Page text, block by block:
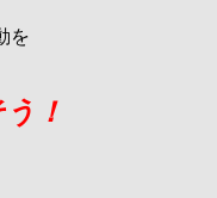
を
！